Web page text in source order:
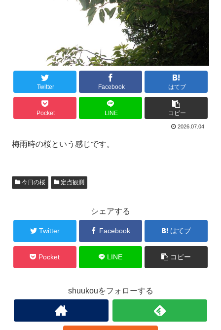
Twitter Facebook はてブ
Pocket LINE コピー
2026.07.04
梅雨時の桜という感じです。
今日の桜 定点観測
シェアする
Twitter Facebook はてブ
Pocket LINE コピー
shuukouをフォローする